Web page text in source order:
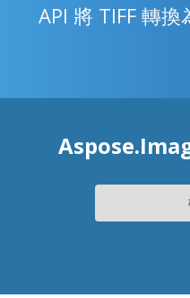
API 將 TIFF 轉換